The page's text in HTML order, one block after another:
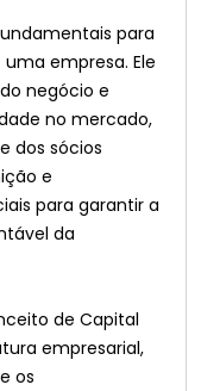
para
empresa. Ele
negócio e
no mercado,
dos sócios
e
para garantir a
da
de Capital
empresarial,
os